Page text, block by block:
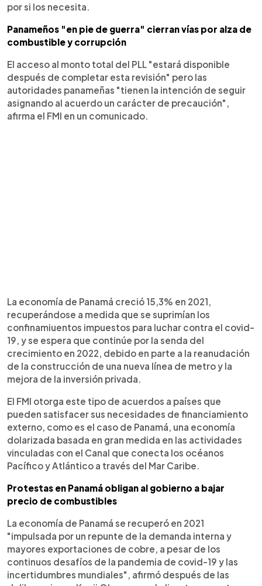
por si los necesita.
Panameños "en pie de guerra" cierran vías por alza de
combustible y corrupción
El acceso al monto total del PLL "estará disponible
después de completar esta revisión" pero las
autoridades panameñas "tienen la intención de seguir
asignando al acuerdo un carácter de precaución",
afirma el FMI en un comunicado.
La economía de Panamá creció 15,3% en 2021,
recuperándose a medida que se suprimían los
confinamiuentos impuestos para luchar contra el covid-
19, y se espera que continúe por la senda del
crecimiento en 2022, debido en parte a la reanudación
de la construcción de una nueva línea de metro y la
mejora de la inversión privada.
El FMI otorga este tipo de acuerdos a países que
pueden satisfacer sus necesidades de financiamiento
externo, como es el caso de Panamá, una economía
dolarizada basada en gran medida en las actividades
vinculadas con el Canal que conecta los océanos
Pacífico y Atlántico a través del Mar Caribe.
Protestas en Panamá obligan al gobierno a bajar
precio de combustibles
La economía de Panamá se recuperó en 2021
"impulsada por un repunte de la demanda interna y
mayores exportaciones de cobre, a pesar de los
continuos desafíos de la pandemia de covid-19 y las
incertidumbres mundiales", afirmó después de las